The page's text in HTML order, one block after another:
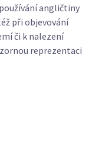
angličtiny
při objevování
či k nalezení
reprezentaci